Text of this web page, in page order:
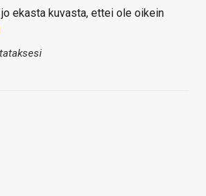
ekasta kuvasta, ettei ole oikein